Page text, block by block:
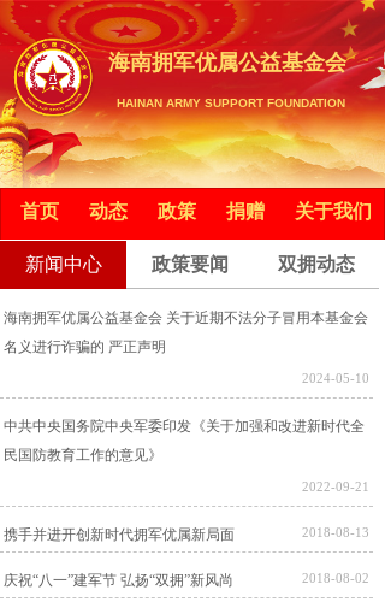
海南拥军优属公益基金会
HAINAN ARMY SUPPORT FOUNDATION
首页 动态 政策 捐赠 关于我们
新闻中心
首页 动态 政策 捐赠 关于我们
新闻中心
新闻中心 政策要闻 双拥动态
海南拥军优属公益基金会 关于近期不法分子冒用本基金会
名义进行诈骗的 严正声明
2024-05-10
中共中央国务院中央军委印发《关于加强和改进新时代全
民国防教育工作的意见》
2022-09-21
携手并进开创新时代拥军优属新局面 2018-08-13
庆祝“八一”建军节 弘扬“双拥”新风尚 2018-08-02